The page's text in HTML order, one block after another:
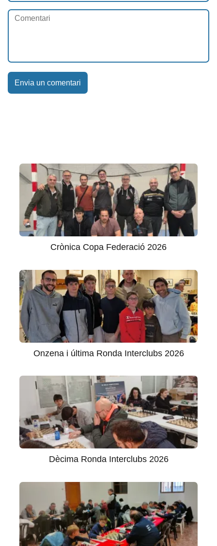
Crònica Copa Federació 2026
Onzena i última Ronda Interclubs 2026
Dècima Ronda Interclubs 2026